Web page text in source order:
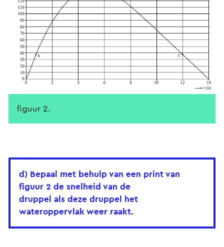
figuur 2.
d) Bepaal met behulp van een print van
figuur 2 de snelheid van de
druppel als deze druppel het
wateroppervlak weer raakt.